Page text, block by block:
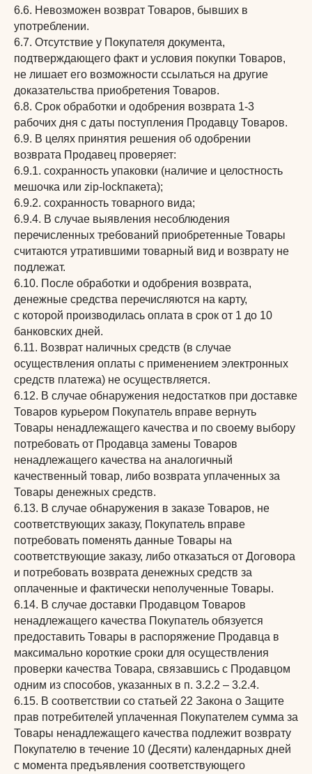
6.6. Невозможен возврат Товаров, бывших в
употреблении.
6.7. Отсутствие у Покупателя документа,
подтверждающего факт и условия покупки Товаров,
не лишает его возможности ссылаться на другие
доказательства приобретения Товаров.
6.8. Срок обработки и одобрения возврата 1-3
рабочих дня с даты поступления Продавцу Товаров.
6.9. В целях принятия решения об одобрении
возврата Продавец проверяет:
6.9.1. сохранность упаковки (наличие и целостность
мешочка или zip-lockпакета);
6.9.2. сохранность товарного вида;
6.9.4. В случае выявления несоблюдения
перечисленных требований приобретенные Товары
считаются утратившими товарный вид и возврату не
подлежат.
6.10. После обработки и одобрения возврата,
денежные средства перечисляются на карту,
с которой производилась оплата в срок от 1 до 10
банковских дней.
6.11. Возврат наличных средств (в случае
осуществления оплаты с применением электронных
средств платежа) не осуществляется.
6.12. В случае обнаружения недостатков при доставке
Товаров курьером Покупатель вправе вернуть
Товары ненадлежащего качества и по своему выбору
потребовать от Продавца замены Товаров
ненадлежащего качества на аналогичный
качественный товар, либо возврата уплаченных за
Товары денежных средств.
6.13. В случае обнаружения в заказе Товаров, не
соответствующих заказу, Покупатель вправе
потребовать поменять данные Товары на
соответствующие заказу, либо отказаться от Договора
и потребовать возврата денежных средств за
оплаченные и фактически неполученные Товары.
6.14. В случае доставки Продавцом Товаров
ненадлежащего качества Покупатель обязуется
предоставить Товары в распоряжение Продавца в
максимально короткие сроки для осуществления
проверки качества Товара, связавшись с Продавцом
одним из способов, указанных в п. 3.2.2 – 3.2.4.
6.15. В соответствии со статьей 22 Закона о Защите
прав потребителей уплаченная Покупателем сумма за
Товары ненадлежащего качества подлежит возврату
Покупателю в течение 10 (Десяти) календарных дней
с момента предъявления соответствующего
Челлендж: 31 тренировка за 31 день
Инвентарь
О тренере
Личный кабинет